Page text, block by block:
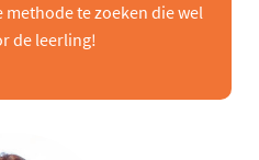
te zoeken die wel
de leerling!